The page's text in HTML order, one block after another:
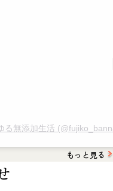
る無添加生活
もっと見る